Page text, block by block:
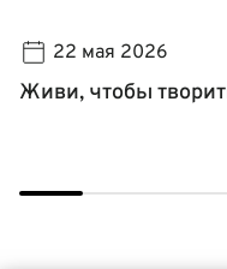
22 мая 2026
Живи, чтобы